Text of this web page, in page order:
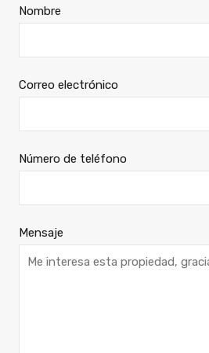
Nombre
Correo electrónico
Número de teléfono
Mensaje